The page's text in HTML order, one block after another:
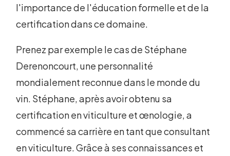
l'importance de l'éducation formelle et de la
certification dans ce domaine.
Prenez par exemple le cas de Stéphane
Derenoncourt, une personnalité
mondialement reconnue dans le monde du
vin. Stéphane, après avoir obtenu sa
certification en viticulture et œnologie, a
commencé sa carrière en tant que consultant
en viticulture. Grâce à ses connaissances et